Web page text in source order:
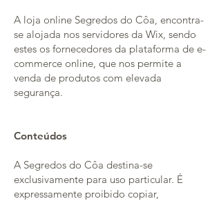
A loja online Segredos do Côa, encontra-
se alojada nos servidores da Wix, sendo
estes os fornecedores da plataforma de e-
commerce online, que nos permite a
venda de produtos com elevada
segurança.
Conteúdos
A Segredos do Côa destina-se
exclusivamente para uso particular. É
expressamente proibido copiar,